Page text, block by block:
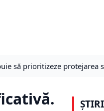
să prioritizeze protejarea